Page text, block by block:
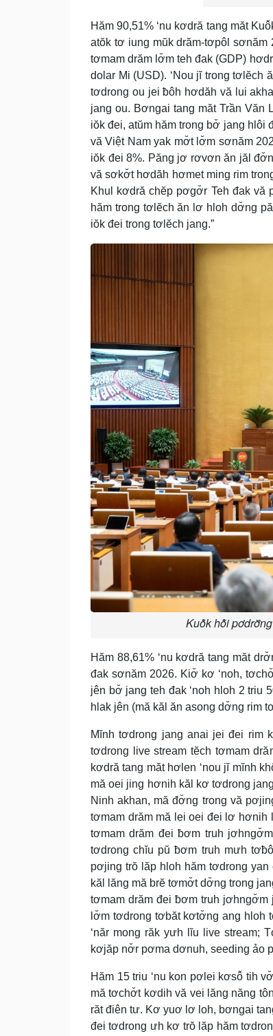
Hăm 90,51% ‘nu kơdră tang măt
atŏk tơ iung mŭk drăm-tơpôl
tơmam drăm lơ̆m teh đak (GDP)
dolar Mi (USD). ‘Nou jĭ trong
tơdrong ou jei ƀôh hơdăh vă lui
jang ou. Bơngai tang măt Trần Văn
iŏk đei, atŭm hăm trong bơ̆ jang hlôi
vă Việt Nam yak mơ̆t lơ̆m sơnăm
iŏk đei 8%. Păng jơ rơvơn ăn jăl
vă sơkơ̆t hơdăh hơmet ming rim
Khul kơdră chĕp pơgơ̆r Teh đak vă
hăm trong tơlĕch ăn lơ hloh dơ̆ng
iŏk đei trong tơlĕch jang.”
Kuô̆k hô̆i
Hăm 88,61% ‘nu kơdră tang măt
đak sơnăm 2026. Kiơ̆ kơ ‘noh,
jên bơ̆ jang teh đak ‘noh hloh 2 triu
hlak jên (mă kăl ăn asong dơ̆ng rim
Mĭnh tơdrong jang anai jei đei rim
tơdrong live stream tĕch tơmam
kơdră tang măt hơlen ‘nou jĭ mĭnh
mă oei jing hơnih kăl kơ tơdrong
Ninh akhan, mă đơ̆ng trong vă
tơmam drăm mă lei oei đei lơ
tơmam drăm đei ƀơm truh
tơdrong chĭu pŭ ƀơm truh mưh
pơjing trŏ lăp hloh hăm tơdrong
kăl lăng mă brĕ tơmơ̆t dơ̆ng trong
tơmam drăm đei ƀơm truh
lơ̆m tơdrong tơbăt kơtơ̆ng ang hloh
‘năr mong răk yưh lĭu live stream;
kơjăp nơ̆r pơma dơnuh, seeding ảo
Hăm 15 triu ‘nu kon pơlei kơsô̆ tih
mă tơchơ̆t kơdih vă vei lăng năng
răt điên tư. Kơ yuơ lơ loh, bơngai
đei tơdrong ưh kơ trŏ lăp hăm